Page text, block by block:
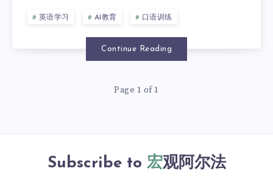
英语学习 AI教育 口语训练
Continue Reading
Page 1 of 1
Subscribe to 宏观阿尔法